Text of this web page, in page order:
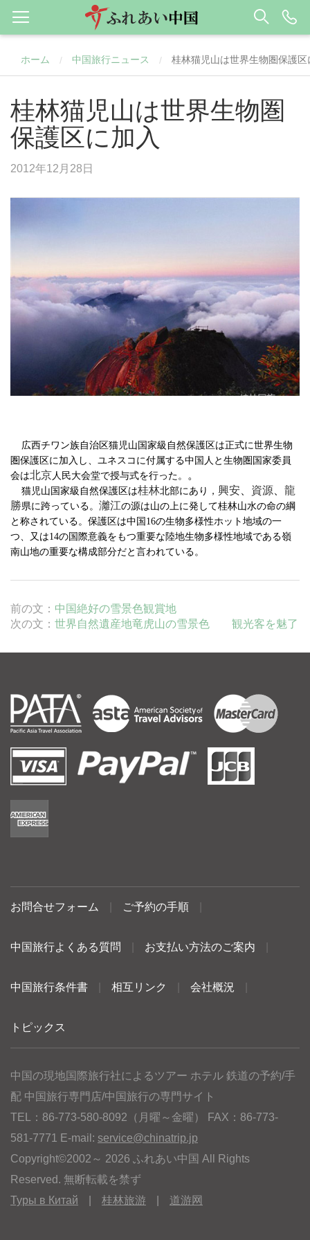
ホーム / 中国旅行ニュース / 桂林猫児山は世界生物圏保護区
桂林猫児山は世界生物圏
保護区に加入
2012年12月28日
広西チワン族自治区猫児山国家級自然保護区は正式に世界生物
圏保護区に加入し、ユネスコに付属する中国人と生物圏国家委員
会は北京 人民大会堂で授与式を行った。 。
猫児山国家級自然保護区は桂林北部にあり， 興安 資源
龍
勝県に跨っている。 灕江の源は山の上に発して桂林山水の命の綱
と称されている。 保護区は中国 16の生物多様性ホット地域の一
つ、
又は14の国際意義をもつ重要な陸地生物多様性地域である嶺
南山地の重要な構成部分だと言われている。
前の文： 中国絶好の雪景色観賞地
次の文： 世界自然遺産地竜虎山の雪景色 観光客を魅了
お問合せフォーム ご予約の手順
中国旅行よくある質問 お支払い方法のご案内
中国旅行条件書 相互リンク 会社概況
トピックス
中国の現地国際旅行社によるツアー ホテル 鉄道の予約/手
配 中国旅行専門店/中国旅行の専門サイト
TEL：86-773-580-8092（月曜～金曜） FAX：86-773-
581-7771 E-mail: service@chinatrip.jp
Copyright©2002～ 2026 ふれあい中国 All Rights
Reserved. 無断転載を禁ず
Туры в Китай
桂林旅游 道游网